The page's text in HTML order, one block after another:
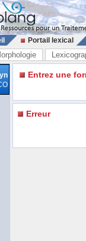
Portail lexical
Entrez une
Erreur